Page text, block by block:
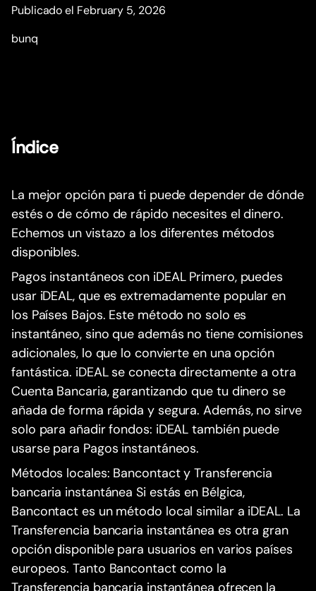
Publicado el February 5, 2026
bunq
Índice
La mejor opción para ti puede depender de dónde
estés o de cómo de rápido necesites el dinero.
Echemos un vistazo a los diferentes métodos
disponibles.
Pagos instantáneos con iDEAL Primero, puedes
usar iDEAL, que es extremadamente popular en
los Países Bajos. Este método no solo es
instantáneo, sino que además no tiene comisiones
adicionales, lo que lo convierte en una opción
fantástica. iDEAL se conecta directamente a otra
Cuenta Bancaria, garantizando que tu dinero se
añada de forma rápida y segura. Además, no sirve
solo para añadir fondos: iDEAL también puede
usarse para Pagos instantáneos.
Métodos locales: Bancontact y Transferencia
bancaria instantánea Si estás en Bélgica,
Bancontact es un método local similar a iDEAL. La
Transferencia bancaria instantánea es otra gran
opción disponible para usuarios en varios países
europeos. Tanto Bancontact como la
Transferencia bancaria instantánea ofrecen la